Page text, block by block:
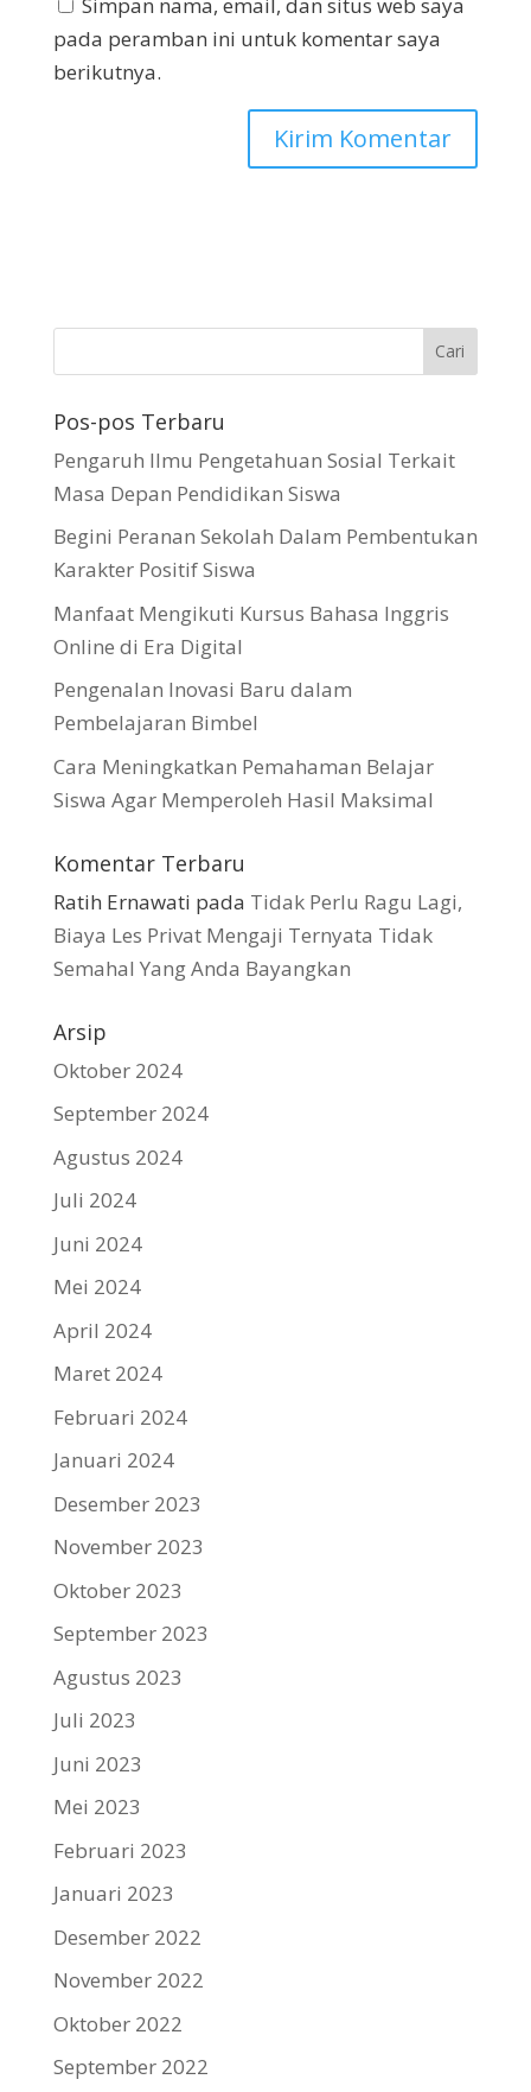
pada peramban ini untuk komentar saya
berikutnya.
Pos-pos Terbaru
Pengaruh Ilmu Pengetahuan Sosial Terkait
Masa Depan Pendidikan Siswa
Begini Peranan Sekolah Dalam Pembentukan
Karakter Positif Siswa
Manfaat Mengikuti Kursus Bahasa Inggris
Online di Era Digital
Pengenalan Inovasi Baru dalam
Pembelajaran Bimbel
Cara Meningkatkan Pemahaman Belajar
Siswa Agar Memperoleh Hasil Maksimal
Komentar Terbaru
Ratih Ernawati pada Tidak Perlu Ragu Lagi,
Biaya Les Privat Mengaji Ternyata Tidak
Semahal Yang Anda Bayangkan
Arsip
Oktober 2024
September 2024
Agustus 2024
Juli 2024
Juni 2024
Mei 2024
April 2024
Maret 2024
Februari 2024
Januari 2024
Desember 2023
November 2023
Oktober 2023
September 2023
Agustus 2023
Juli 2023
Juni 2023
Mei 2023
Februari 2023
Januari 2023
Desember 2022
November 2022
Oktober 2022
September 2022